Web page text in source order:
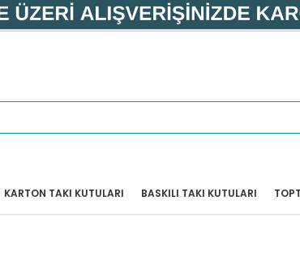
BASKILI TAKI KUTULARI
KARTON TAKI KUTULARI